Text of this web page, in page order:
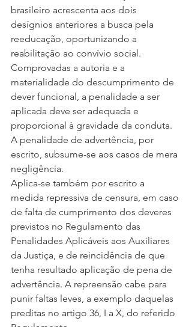
brasileiro acrescenta aos dois
desígnios anteriores a busca pela
reeducação, oportunizando a
reabilitação ao convívio social.
Comprovadas a autoria e a
materialidade do descumprimento de
dever funcional, a penalidade a ser
aplicada deve ser adequada e
proporcional à gravidade da conduta.
A penalidade de advertência, por
escrito, subsume-se aos casos de mera
negligência.
Aplica-se também por escrito a
medida repressiva de censura, em caso
de falta de cumprimento dos deveres
previstos no Regulamento das
Penalidades Aplicáveis aos Auxiliares
da Justiça, e de reincidência de que
tenha resultado aplicação de pena de
advertência. A repreensão cabe para
punir faltas leves, a exemplo daquelas
preditas no artigo 36, I a X, do referido